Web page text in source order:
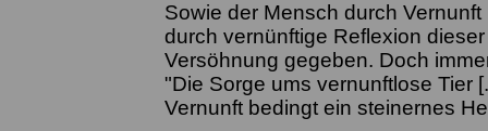
Sowie der Mensch durch
durch vernünftige Reflexion
Versöhnung gegeben. Doch
"Die Sorge ums vernunftlose Tier
Vernunft bedingt ein steinernes